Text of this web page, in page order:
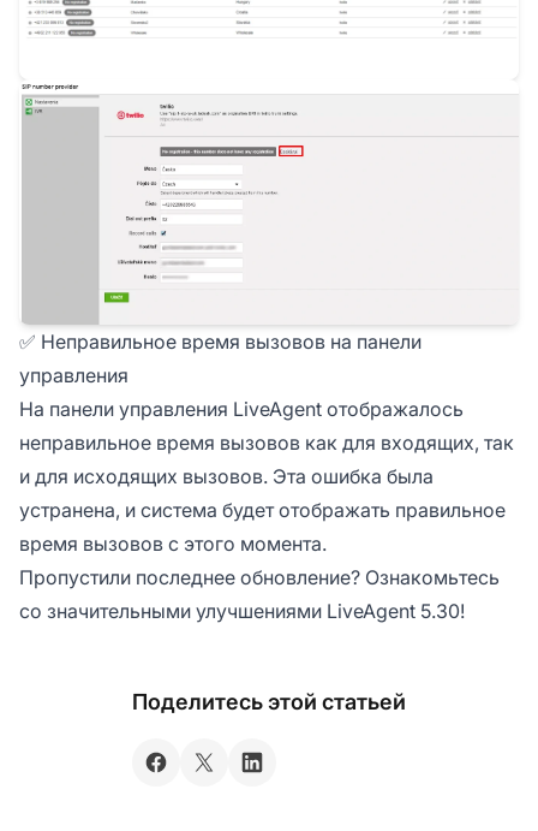
✅ Неправильное время вызовов на панели
управления
На панели управления LiveAgent отображалось
неправильное время вызовов как для входящих, так
и для исходящих вызовов. Эта ошибка была
устранена, и система будет отображать правильное
время вызовов с этого момента.
Пропустили последнее обновление? Ознакомьтесь
со значительными улучшениями LiveAgent 5.30!
Поделитесь этой статьей